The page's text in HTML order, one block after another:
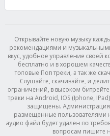
Открывайте новую музыку
рекомендациями и
вкус, удобное управление
бесплатно и в хорошем
топовые Поп треки, а так же
Слушайте, скачивайте, и
ограничений, в высоком
треки на Android, IOS (Iphone,
защищены. Администрация
размещенные пользователями
аудио файл будет удалён по
вопросам пишите